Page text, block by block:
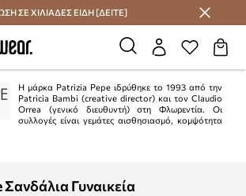
Εξοικονομήστε με το Answear Club
ΣΕ ΧΙΛΙΑΔΕΣ ΕΙΔΗ [ΔΕΙΤΕ]
Η μάρκα Patrizia Pepe ιδρύθηκε το 1993 από την
Patricia Bambi (creative director) και τον Claudio
Orrea (γενικό διευθυντή) στη Φλωρεντία. Οι
συλλογές είναι γεμάτες αισθησιασμό, κομψότητα
Γυναικεία